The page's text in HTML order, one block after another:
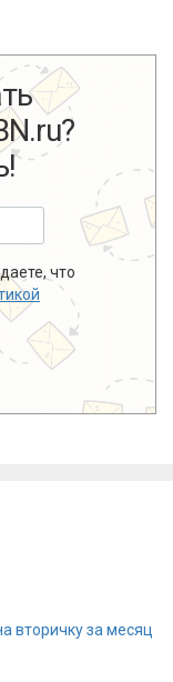
что
вторичку за месяц